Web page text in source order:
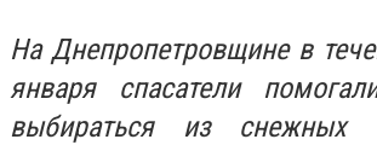
На Днепропетровщине в
января спасатели
выбираться из снежных